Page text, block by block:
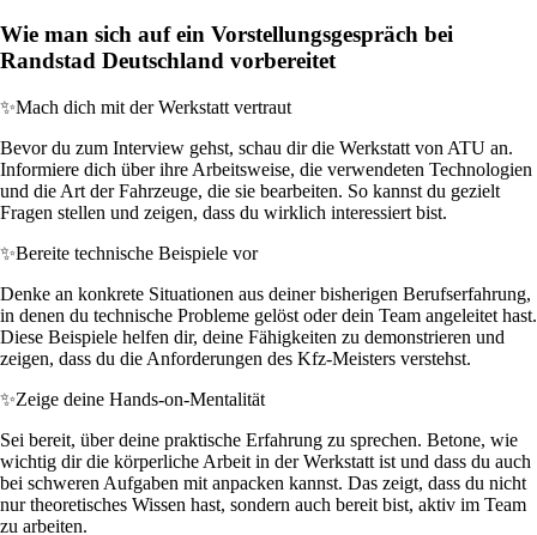
Wie man sich auf ein Vorstellungsgespräch bei
Randstad Deutschland vorbereitet
✨Mach dich mit der Werkstatt vertraut
Bevor du zum Interview gehst, schau dir die Werkstatt von ATU an.
Informiere dich über ihre Arbeitsweise, die verwendeten Technologien
und die Art der Fahrzeuge, die sie bearbeiten. So kannst du gezielt
Fragen stellen und zeigen, dass du wirklich interessiert bist.
✨Bereite technische Beispiele vor
Denke an konkrete Situationen aus deiner bisherigen Berufserfahrung,
in denen du technische Probleme gelöst oder dein Team angeleitet hast.
Diese Beispiele helfen dir, deine Fähigkeiten zu demonstrieren und
zeigen, dass du die Anforderungen des Kfz-Meisters verstehst.
✨Zeige deine Hands-on-Mentalität
Sei bereit, über deine praktische Erfahrung zu sprechen. Betone, wie
wichtig dir die körperliche Arbeit in der Werkstatt ist und dass du auch
bei schweren Aufgaben mit anpacken kannst. Das zeigt, dass du nicht
nur theoretisches Wissen hast, sondern auch bereit bist, aktiv im Team
zu arbeiten.